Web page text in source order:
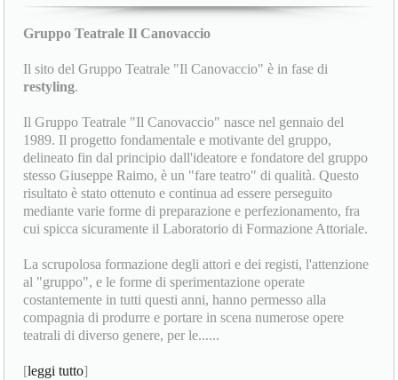
Gruppo Teatrale Il Canovaccio
Il sito del Gruppo Teatrale "Il Canovaccio" è in fase di
restyling.
Il Gruppo Teatrale "Il Canovaccio" nasce nel gennaio del
1989. Il progetto fondamentale e motivante del gruppo,
delineato fin dal principio dall'ideatore e fondatore del gruppo
stesso Giuseppe Raimo, è un "fare teatro" di qualità. Questo
risultato è stato ottenuto e continua ad essere perseguito
mediante varie forme di preparazione e perfezionamento, fra
cui spicca sicuramente il Laboratorio di Formazione Attoriale.
La scrupolosa formazione degli attori e dei registi, l'attenzione
al "gruppo", e le forme di sperimentazione operate
costantemente in tutti questi anni, hanno permesso alla
compagnia di produrre e portare in scena numerose opere
teatrali di diverso genere, per le......
[leggi tutto]